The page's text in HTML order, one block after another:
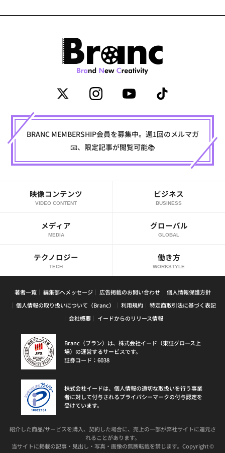
BRANC MEMBERSHIP会員を募集中。週1回のメルマガ
📧、限定記事が閲覧可能📚
映像コンテンツ
VIDEO CONTENT
ビジネス
BUSINESS
メディア
MEDIA
グローバル
GLOBAL
テクノロジー
TECH
働き方
WORKSTYLE
著者一覧 編集部へメッセージ 広告掲載のお問い合わせ
個人情報保護方針
個人情報の取り扱いについて（Branc）
利用規約
特定商取引法に基づく表記
会社概要
イードからのリリース情報
Branc（ブラン）は、株式会社イード（東証グロース上
場）の運営するサービスです。
証券コード：6038
株式会社イードは、個人情報の適切な取扱いを行う事業
者に対して付与されるプライバシーマークの付与認定を
受けています。
紹介した商品/サービスを購入、契約した場合に、売上の一部が弊社サイトに還元さ
れることがあります。
当サイトに掲載の記事・見出し・写真・画像の無断転載を禁じます。Copyright ©